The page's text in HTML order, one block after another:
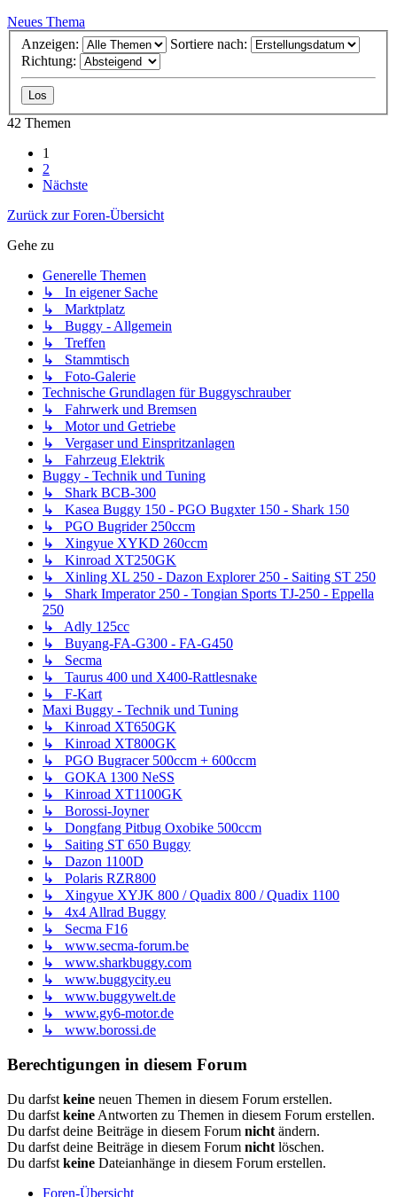
Neues Thema
Anzeigen:
Sortiere nach:
Richtung:
42 Themen
1
2
Nächste
Zurück zur Foren-Übersicht
Gehe zu
Generelle Themen
↳ In eigener Sache
↳ Marktplatz
↳ Buggy - Allgemein
↳ Treffen
↳ Stammtisch
↳ Foto-Galerie
Technische Grundlagen für Buggyschrauber
↳ Fahrwerk und Bremsen
↳ Motor und Getriebe
↳ Vergaser und Einspritzanlagen
↳ Fahrzeug Elektrik
Buggy - Technik und Tuning
↳ Shark BCB-300
↳ Kasea Buggy 150 - PGO Bugxter 150 - Shark 150
↳ PGO Bugrider 250ccm
↳ Xingyue XYKD 260ccm
↳ Kinroad XT250GK
↳ Xinling XL 250 - Dazon Explorer 250 - Saiting ST 250
↳ Shark Imperator 250 - Tongian Sports TJ-250 - Eppella
250
↳ Adly 125cc
↳ Buyang-FA-G300 - FA-G450
↳ Secma
↳ Taurus 400 und X400-Rattlesnake
↳ F-Kart
Maxi Buggy - Technik und Tuning
↳ Kinroad XT650GK
↳ Kinroad XT800GK
↳ PGO Bugracer 500ccm + 600ccm
↳ GOKA 1300 NeSS
↳ Kinroad XT1100GK
↳ Borossi-Joyner
↳ Dongfang Pitbug Oxobike 500ccm
↳ Saiting ST 650 Buggy
↳ Dazon 1100D
↳ Polaris RZR800
↳ Xingyue XYJK 800 / Quadix 800 / Quadix 1100
↳ 4x4 Allrad Buggy
↳ Secma F16
↳ www.secma-forum.be
↳ www.sharkbuggy.com
↳ www.buggycity.eu
↳ www.buggywelt.de
↳ www.gy6-motor.de
↳ www.borossi.de
Berechtigungen in diesem Forum
Du darfst keine neuen Themen in diesem Forum erstellen.
Du darfst keine Antworten zu Themen in diesem Forum erstellen.
Du darfst deine Beiträge in diesem Forum nicht ändern.
Du darfst deine Beiträge in diesem Forum nicht löschen.
Du darfst keine Dateianhänge in diesem Forum erstellen.
Foren-Übersicht